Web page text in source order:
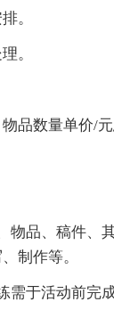
。
。
品数量单价/元
品、稿件、
制作等。
于活动前完成